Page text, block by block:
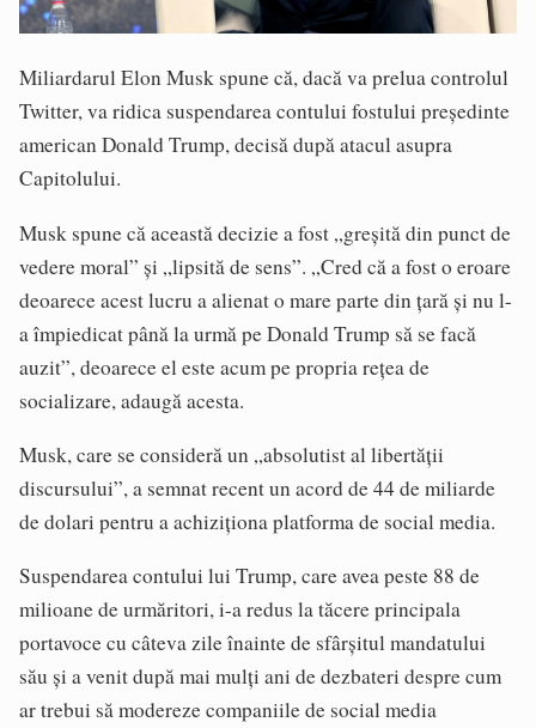
Miliardarul Elon Musk spune că, dacă va prelua controlul
Twitter, va ridica suspendarea contului fostului preşedinte
american Donald Trump, decisă după atacul asupra
Capitolului.
Musk spune că această decizie a fost „greşită din punct de
vedere moral” şi „lipsită de sens”. „Cred că a fost o eroare
deoarece acest lucru a alienat o mare parte din ţară şi nu l-
a împiedicat până la urmă pe Donald Trump să se facă
auzit”, deoarece el este acum pe propria reţea de
socializare, adaugă acesta.
Musk, care se consideră un „absolutist al libertăţii
discursului”, a semnat recent un acord de 44 de miliarde
de dolari pentru a achiziţiona platforma de social media.
Suspendarea contului lui Trump, care avea peste 88 de
milioane de urmăritori, i-a redus la tăcere principala
portavoce cu câteva zile înainte de sfârşitul mandatului
său şi a venit după mai mulţi ani de dezbateri despre cum
ar trebui să modereze companiile de social media